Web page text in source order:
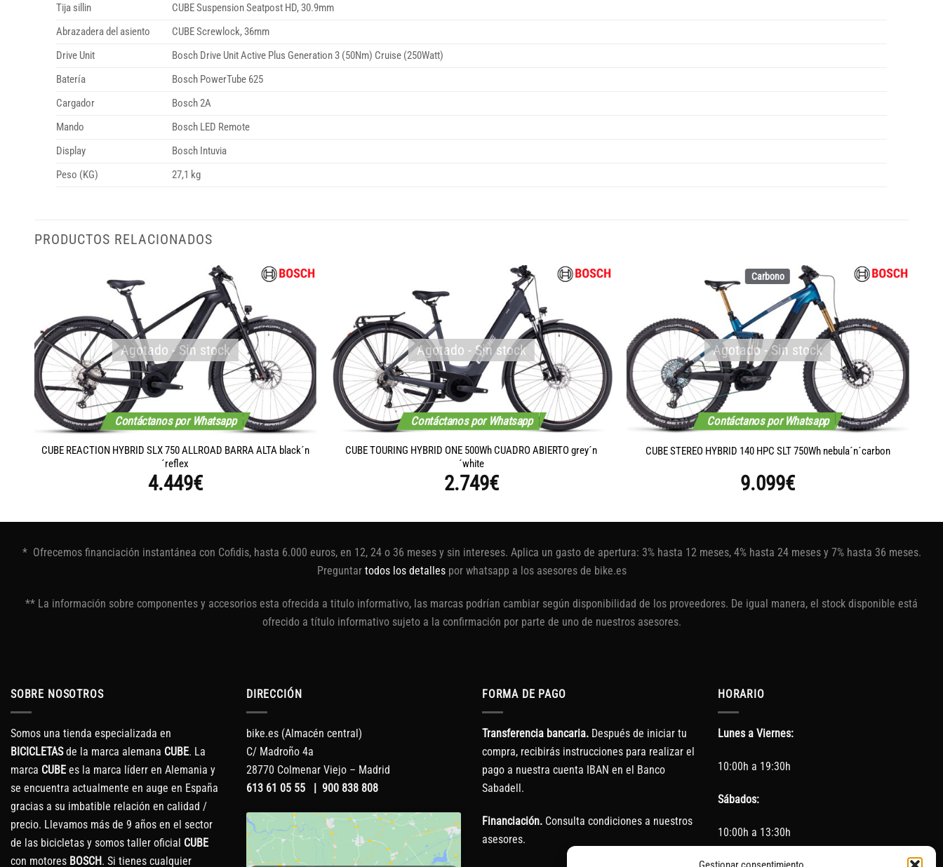
Tija sillin
CUBE Suspension Seatpost HD, 30.9mm
Abrazadera del asiento
CUBE Screwlock, 36mm
Drive Unit
Bosch Drive Unit Active Plus Generation 3 (50Nm) Cruise (250Watt)
Batería
Bosch PowerTube 625
Cargador
Bosch 2A
Mando
Bosch LED Remote
Display
Bosch Intuvia
Peso (KG)
27,1 kg
PRODUCTOS RELACIONADOS
Contáctanos por Whatsapp
Agotado - Sin stock
CUBE REACTION HYBRID SLX 750 ALLROAD BARRA ALTA black´n
´reflex
4.449€
Contáctanos por Whatsapp
Agotado - Sin stock
CUBE TOURING HYBRID ONE 500Wh CUADRO ABIERTO grey´n
´white
2.749€
Carbono
Contáctanos por Whatsapp
Agotado - Sin stock
CUBE STEREO HYBRID 140 HPC SLT 750Wh nebula´n´carbon
9.099€
* Ofrecemos financiación instantánea con Cofidis, hasta 6.000 euros, en 12, 24 o 36 meses y sin intereses. Aplica un gasto de apertura: 3% hasta 12 meses, 4% hasta 24 meses y 7% hasta 36 meses.
Preguntar todos los detallespor whatsapp a los asesores de bike.es
** La información sobre componentes y accesorios esta ofrecida a titulo informativo, las marcas podrían cambiar según disponibilidad de los proveedores. De igual manera, el stock disponible está
ofrecido a título informativo sujeto a la confirmación por parte de uno de nuestros asesores.
SOBRE NOSOTROS
Somos una tienda especializada en
BICICLETASde la marca alemana CUBE. La
marca CUBE es la marca líderr en Alemania y
se encuentra actualmente en auge en España
gracias a su imbatible relación en calidad /
precio. Llevamos más de 9 años en el sector
de las bicicletas y somos taller oficial CUBE
con motores BOSCH. Si tienes cualquier
DIRECCIÓN
bike.es (Almacén central)
C/ Madroño 4a
28770 Colmenar Viejo – Madrid
613 61 05 55 | 900 838 808
FORMA DE PAGO
Transferencia bancaria. Después de iniciar tu
compra, recibirás instrucciones para realizar el
pago a nuestra cuenta IBAN en el Banco
Sabadell.
Financiación. Consulta condiciones a nuestros
asesores.
HORARIO
Lunes a Viernes:
10:00h a 19:30h
Sábados:
10:00h a 13:30h